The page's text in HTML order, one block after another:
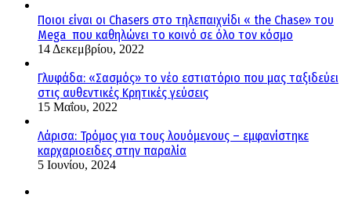
Ποιοι είναι οι Chasers στο τηλεπαιχνίδι « the Chase» του
Mega που καθηλώνει το κοινό σε όλο τον κόσμο
14 Δεκεμβρίου, 2022
Γλυφάδα: «Σασμός» το νέο εστιατόριο που μας ταξιδεύει
στις αυθεντικές Κρητικές γεύσεις
15 Μαΐου, 2022
Λάρισα: Τρόμος για τους λουόμενους – εμφανίστηκε
καρχαριοειδες στην παραλία
5 Ιουνίου, 2024